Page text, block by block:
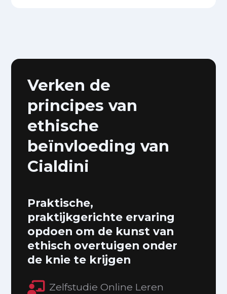
Verken de
principes van
ethische
beïnvloeding van
Cialdini
Praktische,
praktijkgerichte ervaring
opdoen om de kunst van
ethisch overtuigen onder
de knie te krijgen
Zelfstudie Online Leren